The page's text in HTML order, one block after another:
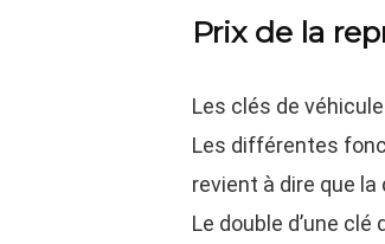
Prix de la
Les clés de
Les différentes
revient à dire que
Le double d’une